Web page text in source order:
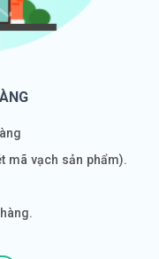
mã vạch sản phẩm).